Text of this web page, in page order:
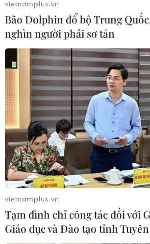
vietnamplus.vn
Bão Dolphin đổ bộ Trung
nghìn người phải sơ tán
vietnamplus.vn
Tạm đình chỉ công tác đối với
Giáo dục và Đào tạo tỉnh